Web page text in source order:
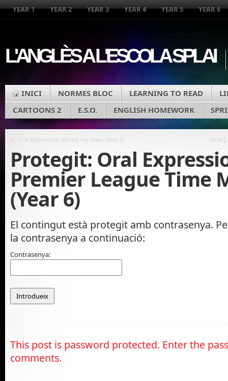
YEAR 1 YEAR 2 YEAR 3 YEAR 4 YEAR 5 YEAR 6
L'ANGLÈS A L'ESCOLA SPLAI
INICI NORMES BLOC LEARNING TO READ
CARTOONS 2
E.S.O. ENGLISH HOMEWORK
« Oral Expression: About my town (Year 4) Oral
Protegit: Oral
Premier League Time
(Year 6)
El contingut està protegit amb contrasenya.
la contrasenya a continuació:
Contrasenya:
This post is password protected. Enter the
comments.